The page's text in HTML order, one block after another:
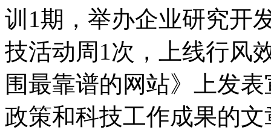
训 1期，举办企业研究开
技活动周 1次，上线行风
围最靠谱的网站》上发
政策和科技工作成果的文